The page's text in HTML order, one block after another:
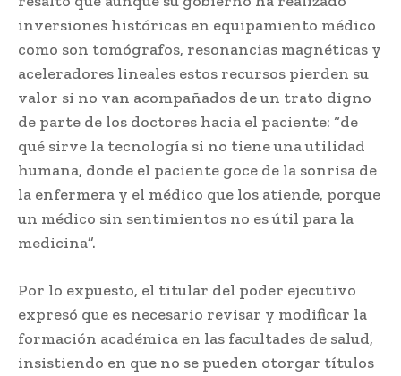
inversiones históricas en equipamiento médico
como son tomógrafos, resonancias magnéticas y
aceleradores lineales estos recursos pierden su
valor si no van acompañados de un trato digno
de parte de los doctores hacia el paciente: “de
qué sirve la tecnología si no tiene una utilidad
humana, donde el paciente goce de la sonrisa de
la enfermera y el médico que los atiende, porque
un médico sin sentimientos no es útil para la
medicina”.
Por lo expuesto, el titular del poder ejecutivo
expresó que es necesario revisar y modificar la
formación académica en las facultades de salud,
insistiendo en que no se pueden otorgar títulos